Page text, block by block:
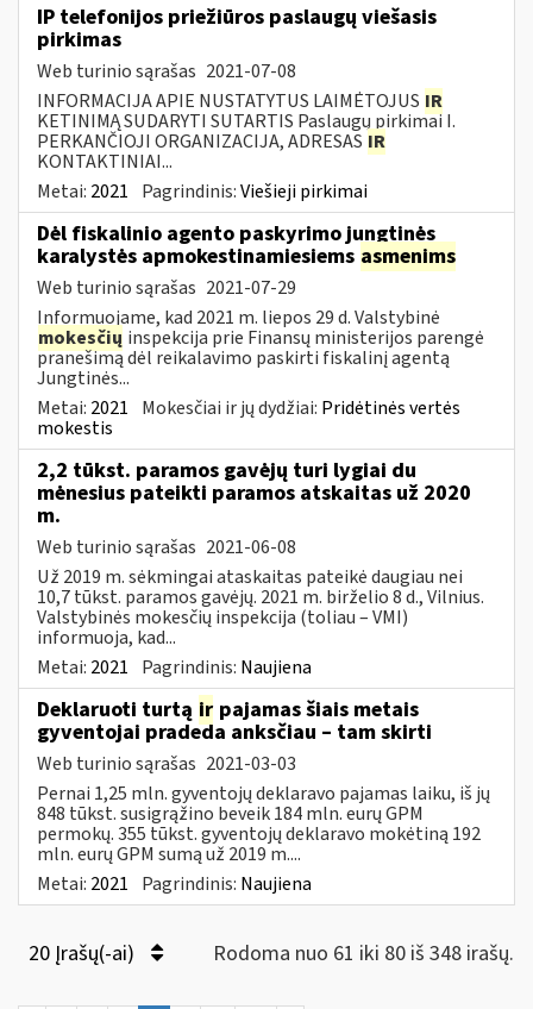
IP telefonijos priežiūros paslaugų viešasis
pirkimas
Web turinio sąrašas 2021-07-08
INFORMACIJA APIE NUSTATYTUS LAIMĖTOJUS IR
KETINIMĄ SUDARYTI SUTARTIS Paslaugų pirkimai I.
PERKANČIOJI ORGANIZACIJA, ADRESAS IR
KONTAKTINIAI...
Metai: 2021 Pagrindinis:Viešieji pirkimai
Dėl fiskalinio agento paskyrimo jungtinės
karalystės apmokestinamiesiems asmenims
Web turinio sąrašas 2021-07-29
Informuojame, kad 2021 m. liepos 29 d. Valstybinė
mokesčių inspekcija prie Finansų ministerijos parengė
pranešimą dėl reikalavimo paskirti fiskalinį agentą
Jungtinės...
Metai: 2021 Mokesčiai ir jų dydžiai: Pridėtinės vertės
mokestis
2,2 tūkst. paramos gavėjų turi lygiai du
mėnesius pateikti paramos atskaitas už 2020
m.
Web turinio sąrašas 2021-06-08
Už 2019 m. sėkmingai ataskaitas pateikė daugiau nei
10,7 tūkst. paramos gavėjų. 2021 m. birželio 8 d., Vilnius.
Valstybinės mokesčių inspekcija (toliau – VMI)
informuoja, kad...
Metai: 2021 Pagrindinis: Naujiena
Deklaruoti turtą ir pajamas šiais metais
gyventojai pradeda anksčiau – tam skirti
Web turinio sąrašas 2021-03-03
Pernai 1,25 mln. gyventojų deklaravo pajamas laiku, iš jų
848 tūkst. susigrąžino beveik 184 mln. eurų GPM
permokų. 355 tūkst. gyventojų deklaravo mokėtiną 192
mln. eurų GPM sumą už 2019 m....
Metai: 2021 Pagrindinis: Naujiena
20 Įrašų(-ai) Rodoma nuo 61 iki 80 iš 348 irašų.